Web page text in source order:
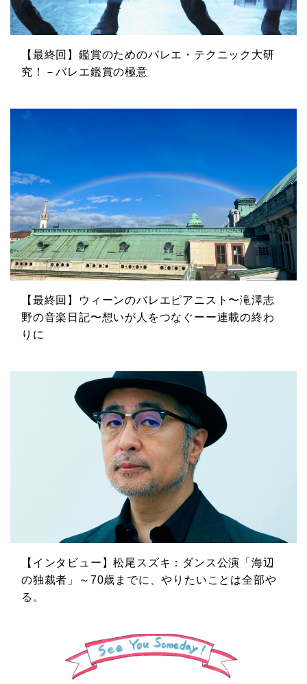
【最終回】鑑賞のためのバレエ・テクニック大研
究！－バレエ鑑賞の極意
【最終回】ウィーンのバレエピアニスト〜滝澤志
野の音楽日記〜想いが人をつなぐーー連載の終わ
りに
【インタビュー】松尾スズキ：ダンス公演「海辺
の独裁者」～70歳までに、やりたいことは全部や
る。